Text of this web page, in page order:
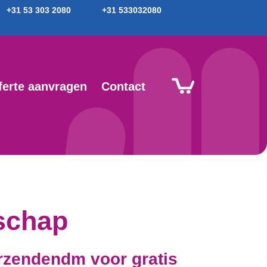
+31 53 303 2080 +31 533032080
aanvragen Contact
voor gratis